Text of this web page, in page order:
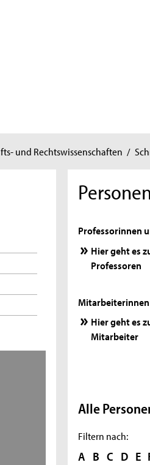
und Rechtswissenschaften /
Professorinnen
Hier geht es
Professoren
Hier geht es
Mitarbeiter
Alle
Filtern nach:
A B C D E